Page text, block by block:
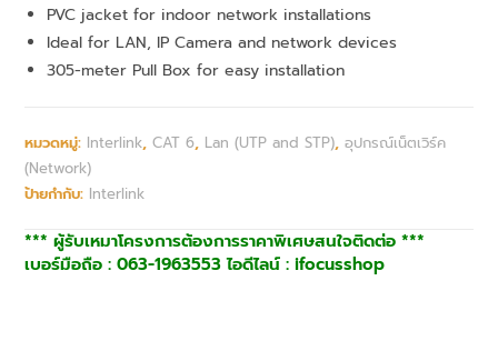
PVC jacket for indoor network installations
Ideal for LAN, IP Camera and network devices
305-meter Pull Box for easy installation
หมวดหมู่: Interlink,CAT 6, Lan (UTP and STP),อุปกรณ์เน็ตเวิร์ค
(Network)
ป้ายกำกับ: Interlink
*** ผู้รับเหมาโครงการต้องการราคาพิเศษสนใจติดต่อ ***
เบอร์มือถือ : 063-1963553 ไอดีไลน์ : ifocusshop